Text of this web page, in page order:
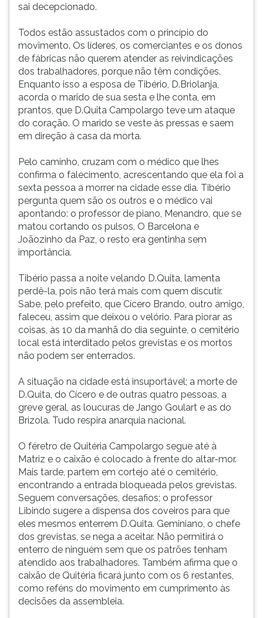
sai decepcionado.
Todos estão assustados com o princípio do
movimento. Os líderes, os comerciantes e os donos
de fábricas não querem atender as reivindicações
dos trabalhadores, porque não têm condições.
Enquanto isso a esposa de Tibério, D.Briolanja,
acorda o marido de sua sesta e lhe conta, em
prantos, que D.Quita Campolargo teve um ataque
do coração. O marido se veste às pressas e saem
em direção à casa da morta.
Pelo caminho, cruzam com o médico que lhes
confirma o falecimento, acrescentando que ela foi a
sexta pessoa a morrer na cidade esse dia. Tibério
pergunta quem são os outros e o médico vai
apontando: o professor de piano, Menandro, que se
matou cortando os pulsos, O Barcelona e
Joãozinho da Paz, o resto era gentinha sem
importância.
Tibério passa a noite velando D.Quita, lamenta
perdê-la, pois não terá mais com quem discutir.
Sabe, pelo prefeito, que Cícero Brando, outro amigo,
faleceu, assim que deixou o velório. Para piorar as
coisas, às 10 da manhã do dia seguinte, o cemitério
local está interditado pelos grevistas e os mortos
não podem ser enterrados.
A situação na cidade está insuportável; a morte de
D.Quita, do Cícero e de outras quatro pessoas, a
greve geral, as loucuras de Jango Goulart e as do
Brizola. Tudo respira anarquia nacional.
O féretro de Quitéria Campolargo segue até à
Matriz e o caixão é colocado à frente do altar-mor.
Mais tarde, partem em cortejo até o cemitério,
encontrando a entrada bloqueada pelos grevistas.
Seguem conversações, desafios; o professor
Libindo sugere a dispensa dos coveiros para que
eles mesmos enterrem D.Quita. Geminiano, o chefe
dos grevistas, se nega a aceitar. Não permitirá o
enterro de ninguém sem que os patrões tenham
atendido aos trabalhadores. Também afirma que o
caixão de Quitéria ficará junto com os 6 restantes,
como reféns do movimento em cumprimento às
decisões da assembleia.